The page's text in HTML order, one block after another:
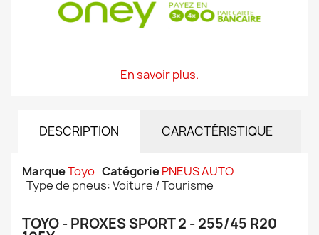
En savoir plus.
DESCRIPTION CARACTÉRISTIQUE
MarqueToyo CatégoriePNEUS AUTO
Type de pneus: Voiture / Tourisme
TOYO - PROXES SPORT 2 - 255/45 R20